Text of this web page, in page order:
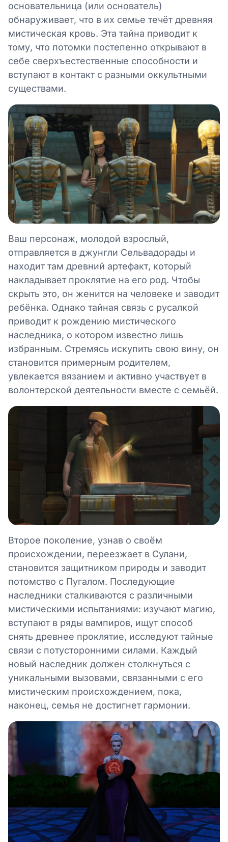
основательница (или основатель)
обнаруживает, что в их семье течёт древняя
мистическая кровь. Эта тайна приводит к
тому, что потомки постепенно открывают в
себе сверхъестественные способности и
вступают в контакт с разными оккультными
существами.
Ваш персонаж, молодой взрослый,
отправляется в джунгли Сельвадорады и
находит там древний артефакт, который
накладывает проклятие на его род. Чтобы
скрыть это, он женится на человеке и заводит
ребёнка. Однако тайная связь с русалкой
приводит к рождению мистического
наследника, о котором известно лишь
избранным. Стремясь искупить свою вину, он
становится примерным родителем,
увлекается вязанием и активно участвует в
волонтерской деятельности вместе с семьёй.
Второе поколение, узнав о своём
происхождении, переезжает в Сулани,
становится защитником природы и заводит
потомство с Пугалом. Последующие
наследники сталкиваются с различными
мистическими испытаниями: изучают магию,
вступают в ряды вампиров, ищут способ
снять древнее проклятие, исследуют тайные
связи с потусторонними силами. Каждый
новый наследник должен столкнуться с
уникальными вызовами, связанными с его
мистическим происхождением, пока,
наконец, семья не достигнет гармонии.